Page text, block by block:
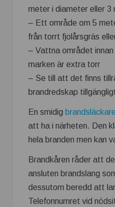
meter i diameter eller 3
– Ett område om 5
från torrt fjolårsgräs
– Vattna området
marken är extra torr
– Se till att det finns
brandredskap
En smidig brandsläckare
att ha i närheten. Den
hela branden men kan
Brandkåren råder att
ansluten brandslang
dessutom beredd att
Telefonnumret vid